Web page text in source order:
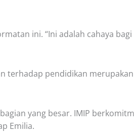
ini. “Ini adalah cahaya
terhadap pendidikan
yang besar. IMIP
Emilia.